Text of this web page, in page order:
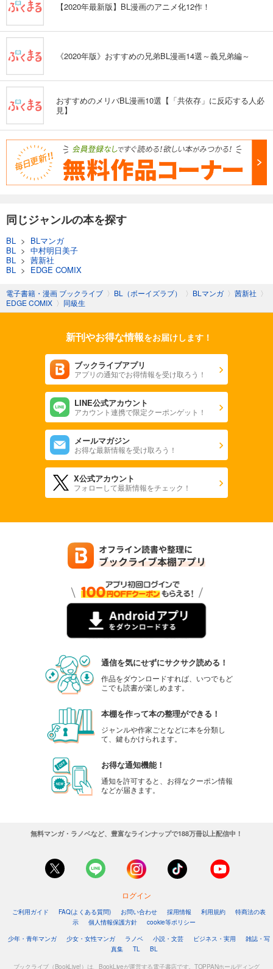
【2020年最新版】BL漫画のアニメ化12作！
《2020年版》おすすめの兄弟BL漫画14選～義兄弟編～
おすすめのメリバBL漫画10選【「共依存」に反応する人必
見】
同じジャンルの本を探す
BL > BLマンガ
BL > 中村明日美子
BL > 茜新社
BL > EDGE COMIX
電子書籍・漫画 ブックライブ 〉 BL（ボーイズラブ） 〉 BLマンガ 〉 茜新社 〉
EDGE COMIX 〉 同級生
新刊やお得な情報をお届けします！
ブックライブアプリ
アプリの通知でお得情報を受け取ろう！
LINE公式アカウント
アカウント連携で限定クーポンゲット！
メールマガジン
お得な最新情報を受け取ろう！
X公式アカウント
フォローして最新情報をチェック！
通信を気にせずにサクサク読める！
作品をダウンロードすれば、いつでもど
こでも読書が楽しめます。
本棚を作って本の整理ができる！
ジャンルや作家ごとなどに本を分類し
て、鍵もかけられます。
お得な通知機能！
通知を許可すると、お得なクーポン情報
などが届きます。
無料マンガ・ラノベなど、豊富なラインナップで188万冊以上配信中！
ログイン
ご利用ガイド FAQ(よくある質問) お問い合わせ 採用情報 利用規約
特商法の表
示
個人情報保護方針
cookie等ポリシー
少年・青年マンガ
少女・女性マンガ ラノベ 小説・文芸 ビジネス・実用
雑誌・写
真集
TL BL
ブックライブ（BookLive!）は、BookLiveが運営する電子書店です。TOPPANホールディング